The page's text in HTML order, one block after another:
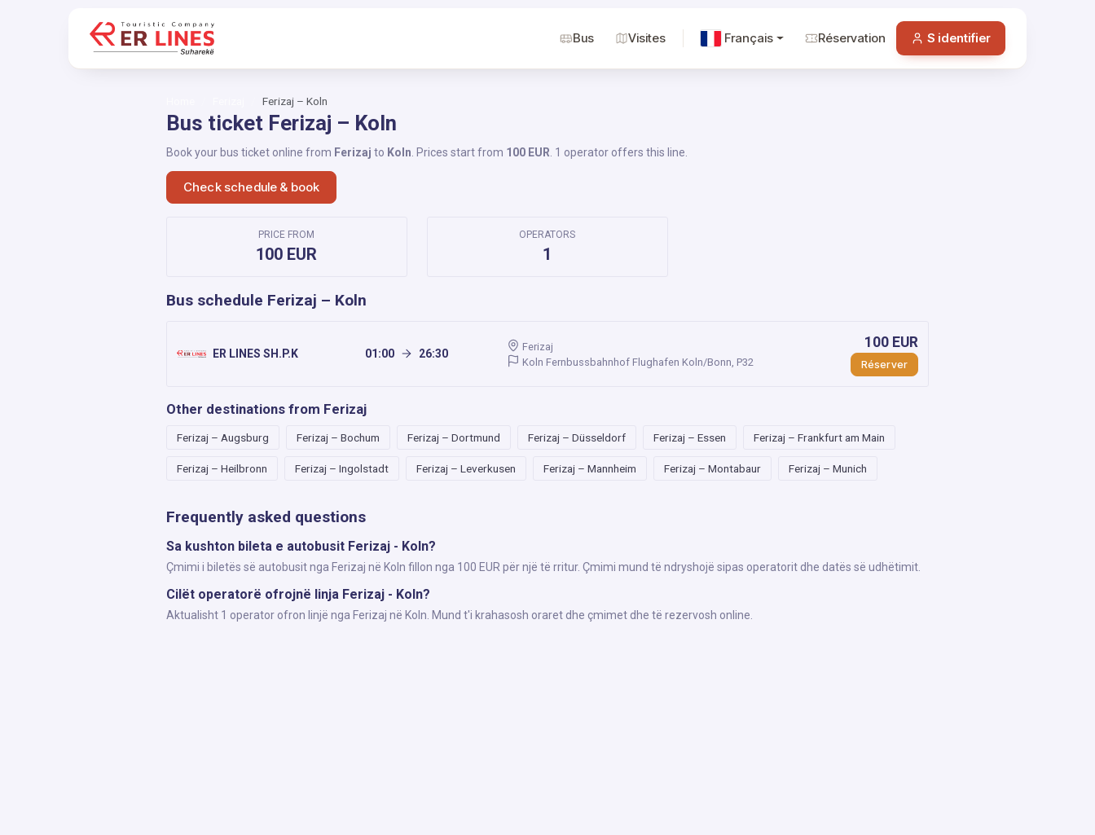
Bus Visites Français Réservation S identifier
Ferizaj – Koln
Bus ticket Ferizaj – Koln
Book your bus ticket online from Ferizaj to Koln . Prices start from 100 EUR . 1 operator offers this line.
Check schedule & book
PRICE FROM
100 EUR
OPERATORS
1
Bus schedule Ferizaj – Koln
ER LINES SH.P.K 01:00 26:30
Ferizaj
Koln Fernbussbahnhof Flughafen Koln/Bonn, P32
100 EUR
Réserver
Other destinations from Ferizaj
Ferizaj – Augsburg Ferizaj – Bochum Ferizaj – Dortmund Ferizaj – Düsseldorf Ferizaj – Essen Ferizaj – Frankfurt am Main
Ferizaj – Heilbronn Ferizaj – Ingolstadt Ferizaj – Leverkusen Ferizaj – Mannheim Ferizaj – Montabaur Ferizaj – Munich
Frequently asked questions
Sa kushton bileta e autobusit Ferizaj - Koln?
Çmimi i biletës së autobusit nga Ferizaj në Koln fillon nga 100 EUR për një të rritur. Çmimi mund të ndryshojë sipas operatorit dhe datës së udhëtimit.
Cilët operatorë ofrojnë linja Ferizaj - Koln?
Aktualisht 1 operator ofron linjë nga Ferizaj në Koln. Mund t'i krahasosh oraret dhe çmimet dhe të rezervosh online.